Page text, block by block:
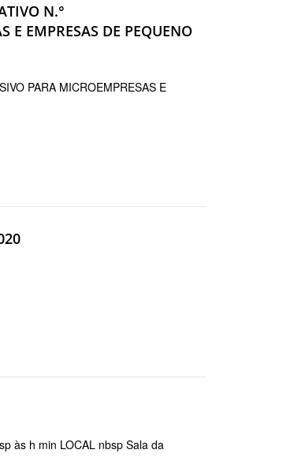
N.°
E EMPRESAS DE PEQUENO
PARA MICROEMPRESAS E
às h min LOCAL nbsp Sala da